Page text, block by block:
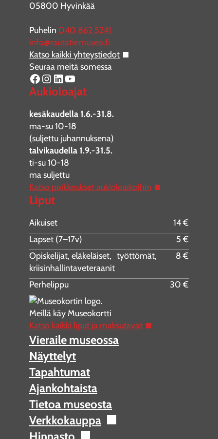
05800 Hyvinkää
Puhelin 040 862 5241
info@rautatiemuseo.fi
Katso kaikki yhteystiedot
Seuraa meitä somessa
Facebook Instagram LinkedIn YouTube
Aukioloajat
kesäkaudella 1.6.-31.8.
ma-su 10-18
(suljettu juhannuksena)
talvikaudella 1.9.-31.5.
ti-su 10-18
ma suljettu
Katso poikkeukset aukioloaikoihin
Liput
Aikuiset
14 €
Lapset (7–17v)
5 €
Opiskelijat, eläkeläiset, työttömät,
kriisinhallintaveteraanit
8 €
Perhelippu 30 €
Meillä käy Museokortti
Katso kaikki liput ja maksutavat
Vieraile museossa
Näyttelyt
Tapahtumat
Ajankohtaista
Tietoa museosta
Verkkokauppa